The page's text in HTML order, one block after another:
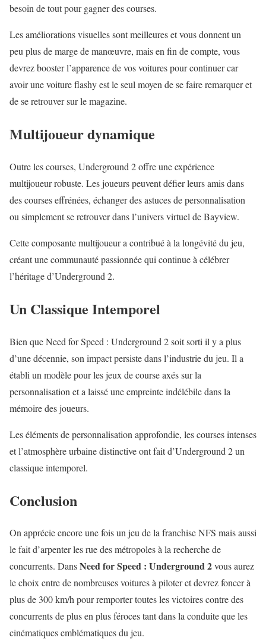
besoin de tout pour gagner des courses.
Les améliorations visuelles sont meilleures et vous donnent un
peu plus de marge de manœuvre, mais en fin de compte, vous
devrez booster l’apparence de vos voitures pour continuer car
avoir une voiture flashy est le seul moyen de se faire remarquer et
de se retrouver sur le magazine.
Multijoueur dynamique
Outre les courses, Underground 2 offre une expérience
multijoueur robuste. Les joueurs peuvent défier leurs amis dans
des courses effrénées, échanger des astuces de personnalisation
ou simplement se retrouver dans l’univers virtuel de Bayview.
Cette composante multijoueur a contribué à la longévité du jeu,
créant une communauté passionnée qui continue à célébrer
l’héritage d’Underground 2.
Un Classique Intemporel
Bien que Need for Speed : Underground 2 soit sorti il y a plus
d’une décennie, son impact persiste dans l’industrie du jeu. Il a
établi un modèle pour les jeux de course axés sur la
personnalisation et a laissé une empreinte indélébile dans la
mémoire des joueurs.
Les éléments de personnalisation approfondie, les courses intenses
et l’atmosphère urbaine distinctive ont fait d’Underground 2 un
classique intemporel.
Conclusion
On apprécie encore une fois un jeu de la franchise NFS mais aussi
le fait d’arpenter les rue des métropoles à la recherche de
concurrents. DansNeed for Speed : Underground 2vous aurez
le choix entre de nombreuses voitures à piloter et devrez foncer à
plus de 300 km/h pour remporter toutes les victoires contre des
concurrents de plus en plus féroces tant dans la conduite que les
cinématiques emblématiques du jeu.